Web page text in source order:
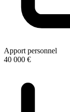
Apport personnel
40 000 €